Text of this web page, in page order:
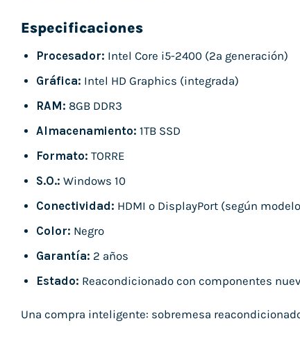
Especificaciones
Procesador: Intel Core i5-2400 (2ª generación)
Gráfica: Intel HD Graphics (integrada)
RAM: 8GB DDR3
Almacenamiento: 1TB SSD
Formato: TORRE
S.O.: Windows 10
Conectividad: HDMI o DisplayPort (según
Color: Negro
Garantía: 2 años
Estado: Reacondicionado con componentes
Una compra inteligente: sobremesa